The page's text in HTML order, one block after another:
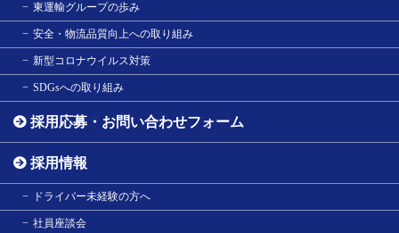
東運輸グループの歩み
安全・物流品質向上への取り組み
新型コロナウイルス対策
SDGsへの取り組み
採用応募・お問い合わせフォーム
採用情報
ドライバー未経験の方へ
社員座談会